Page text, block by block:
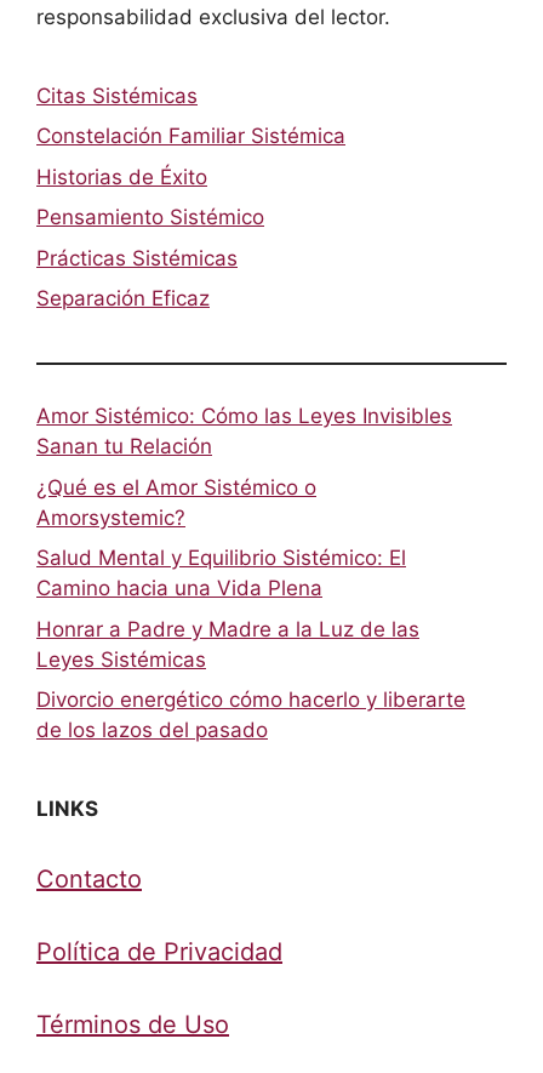
responsabilidad exclusiva del lector.
Citas Sistémicas
Constelación Familiar Sistémica
Historias de Éxito
Pensamiento Sistémico
Prácticas Sistémicas
Separación Eficaz
Amor Sistémico: Cómo las Leyes Invisibles
Sanan tu Relación
¿Qué es el Amor Sistémico o
Amorsystemic?
Salud Mental y Equilibrio Sistémico: El
Camino hacia una Vida Plena
Honrar a Padre y Madre a la Luz de las
Leyes Sistémicas
Divorcio energético cómo hacerlo y liberarte
de los lazos del pasado
LINKS
Contacto
Política de Privacidad
Términos de Uso